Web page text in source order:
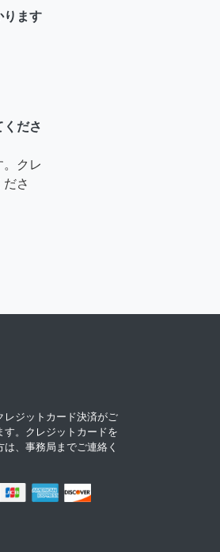
ります
ださ
クレ
さ
レジットカード決済がご
す。クレジットカードを
は、事務局までご連絡く